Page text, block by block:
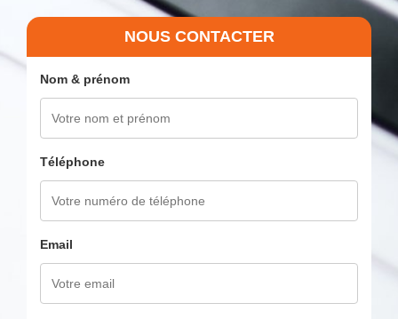
NOUS CONTACTER
Nom & prénom
Téléphone
Email